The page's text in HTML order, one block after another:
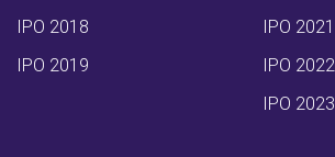
IPO 2018
IPO 2019
IPO 2021
IPO 2022
IPO 2023